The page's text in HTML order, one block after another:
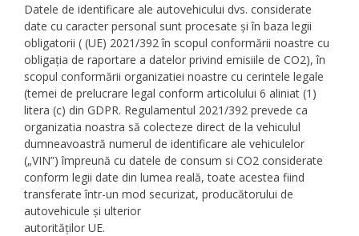
Datele de identificare ale autovehicului dvs. considerate
date cu caracter personal sunt procesate și în baza legii
obligatorii ( (UE) 2021/392 în scopul conformării noastre cu
obligația de raportare a datelor privind emisiile de CO2), în
scopul conformării organizatiei noastre cu cerintele legale
(temei de prelucrare legal conform articolului 6 aliniat (1)
litera (c) din GDPR. Regulamentul 2021/392 prevede ca
organizatia noastra să colecteze direct de la vehiculul
dumneavoastră numerul de identificare ale vehiculelor
(„VIN”) împreună cu datele de consum si CO2 considerate
conform legii date din lumea reală, toate acestea fiind
transferate într-un mod securizat, producătorului de
autovehicule și ulterior
autorităților UE.